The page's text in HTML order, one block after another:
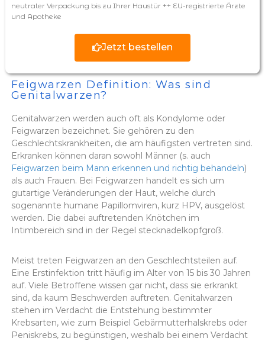
neutraler Verpackung bis zu Ihrer Haustür ++ EU-registrierte Ärzte
und Apotheke
Jetzt bestellen
Feigwarzen Definition: Was sind
Genitalwarzen?
Genitalwarzen werden auch oft als Kondylome oder
Feigwarzen bezeichnet. Sie gehören zu den
Geschlechtskrankheiten, die am häufigsten vertreten sind.
Erkranken können daran sowohl Männer (s. auch
Feigwarzen beim Mann erkennen und richtig behandeln)
als auch Frauen. Bei Feigwarzen handelt es sich um
gutartige Veränderungen der Haut, welche durch
sogenannte humane Papillomviren, kurz HPV, ausgelöst
werden. Die dabei auftretenden Knötchen im
Intimbereich sind in der Regel stecknadelkopfgroß.
Meist treten Feigwarzen an den Geschlechtsteilen auf.
Eine Erstinfektion tritt häufig im Alter von 15 bis 30 Jahren
auf. Viele Betroffene wissen gar nicht, dass sie erkrankt
sind, da kaum Beschwerden auftreten. Genitalwarzen
stehen im Verdacht die Entstehung bestimmter
Krebsarten, wie zum Beispiel Gebärmutterhalskrebs oder
Peniskrebs, zu begünstigen, weshalb bei einem Verdacht